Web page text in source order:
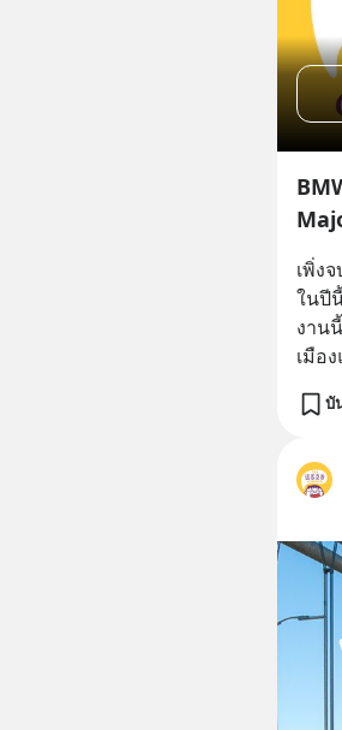
เพิ่ง
ในปี
งาน
เมือ
บั